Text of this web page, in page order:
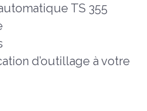
TS 355
d’outillage à votre